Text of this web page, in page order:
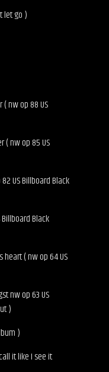
let go )
( nw op 88 US
( nw op 85 US
US Billboard Black
Black
heart ( nw op 64 US
nw op 63 US
)
)
it like I see it